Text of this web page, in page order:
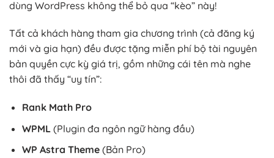
dùng WordPress không thể bỏ qua “kèo” này!
Tất cả khách hàng tham gia chương trình (cả đăng ký
mới và gia hạn) đều được tặng miễn phí bộ tài nguyên
bản quyền cực kỳ giá trị, gồm những cái tên mà nghe
thôi đã thấy “uy tín”:
Rank Math Pro
WPML(Plugin đa ngôn ngữ hàng đầu)
WP Astra Theme(Bản Pro)